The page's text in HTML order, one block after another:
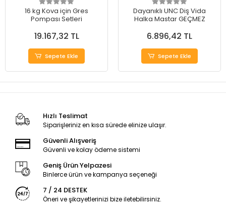
16 kg Kova için Gres
Pompası Setleri
19.167,32 TL
Sepete Ekle
Dayanıklı UNC Diş Vida
Halka Mastar GEÇMEZ
6.896,42 TL
Sepete Ekle
Hızlı Teslimat
Siparişleriniz en kısa sürede elinize ulaşır.
Güvenli Alışveriş
Güvenli ve kolay ödeme sistemi
Geniş Ürün Yelpazesi
Binlerce ürün ve kampanya seçeneği
7 / 24 DESTEK
Öneri ve şikayetlerinizi bize iletebilirsiniz.